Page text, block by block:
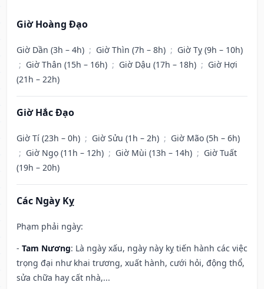
Giờ Hoàng Đạo
Giờ Dần (3h – 4h) ; Giờ Thìn (7h – 8h) ; Giờ Tỵ (9h – 10h)
; Giờ Thân (15h – 16h) ; Giờ Dậu (17h – 18h) ; Giờ Hợi
(21h – 22h)
Giờ Hắc Đạo
Giờ Tí (23h – 0h) ; Giờ Sửu (1h – 2h) ; Giờ Mão (5h – 6h)
; Giờ Ngọ (11h – 12h) ; Giờ Mùi (13h – 14h) ; Giờ Tuất
(19h – 20h)
Các Ngày Kỵ
Phạm phải ngày:
- Tam Nương: Là ngày xấu, ngày này kỵ tiến hành các việc
trọng đại như khai trương, xuất hành, cưới hỏi, động thổ,
sửa chữa hay cất nhà,...